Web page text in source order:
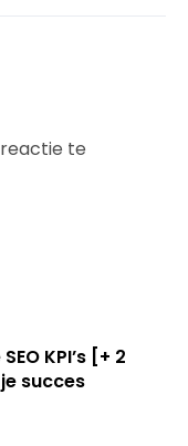
te
KPI’s [+ 2
succes